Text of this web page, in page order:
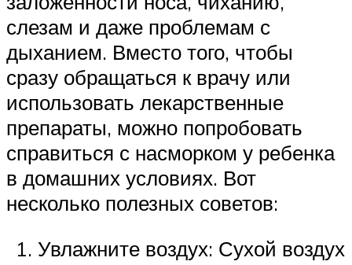
слезам и даже проблемам с
дыханием. Вместо того, чтобы
сразу обращаться к врачу или
использовать лекарственные
препараты, можно попробовать
справиться с насморком у ребенка
в домашних условиях. Вот
несколько полезных советов:
Увлажните воздух: Сухой воздух